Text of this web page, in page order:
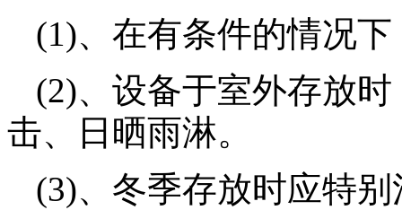
(1)、在有条件的情况
(2)、设备于室外存放
击、日晒雨淋。
(3)、冬季存放时应特